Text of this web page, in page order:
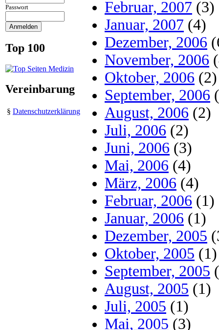
Passwort
Top 100
Vereinbarung
§ Datenschutzerklärung
Februar, 2007 (3)
Januar, 2007 (4)
Dezember, 2006
November, 2006
Oktober, 2006 (2)
September, 2006
August, 2006 (2)
Juli, 2006 (2)
Juni, 2006 (3)
Mai, 2006 (4)
März, 2006 (4)
Februar, 2006 (1)
Januar, 2006 (1)
Dezember, 2005
Oktober, 2005 (1)
September, 2005
August, 2005 (1)
Juli, 2005 (1)
Mai, 2005 (3)